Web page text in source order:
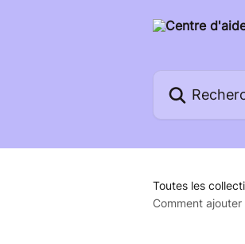
Toutes les
Comment